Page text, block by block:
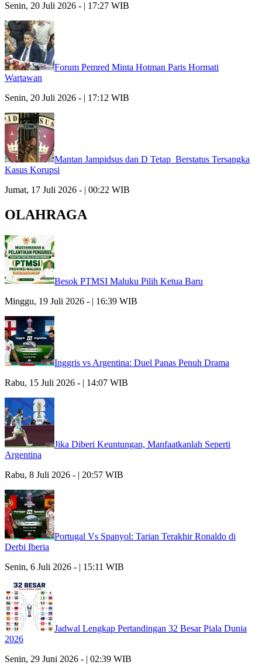
Senin, 20 Juli 2026 - | 17:27 WIB
Forum Pemred Minta Hotman Paris Hormati
Wartawan
Senin, 20 Juli 2026 - | 17:12 WIB
Mantan Jampidsus dan D Tetap Berstatus Tersangka
Kasus Korupsi
Jumat, 17 Juli 2026 - | 00:22 WIB
OLAHRAGA
Besok PTMSI Maluku Pilih Ketua Baru
Minggu, 19 Juli 2026 - | 16:39 WIB
Inggris vs Argentina: Duel Panas Penuh Drama
Rabu, 15 Juli 2026 - | 14:07 WIB
Jika Diberi Keuntungan, Manfaatkanlah Seperti
Argentina
Rabu, 8 Juli 2026 - | 20:57 WIB
Portugal Vs Spanyol: Tarian Terakhir Ronaldo di
Derbi Iberia
Senin, 6 Juli 2026 - | 15:11 WIB
Jadwal Lengkap Pertandingan 32 Besar Piala Dunia
2026
Senin, 29 Juni 2026 - | 02:39 WIB